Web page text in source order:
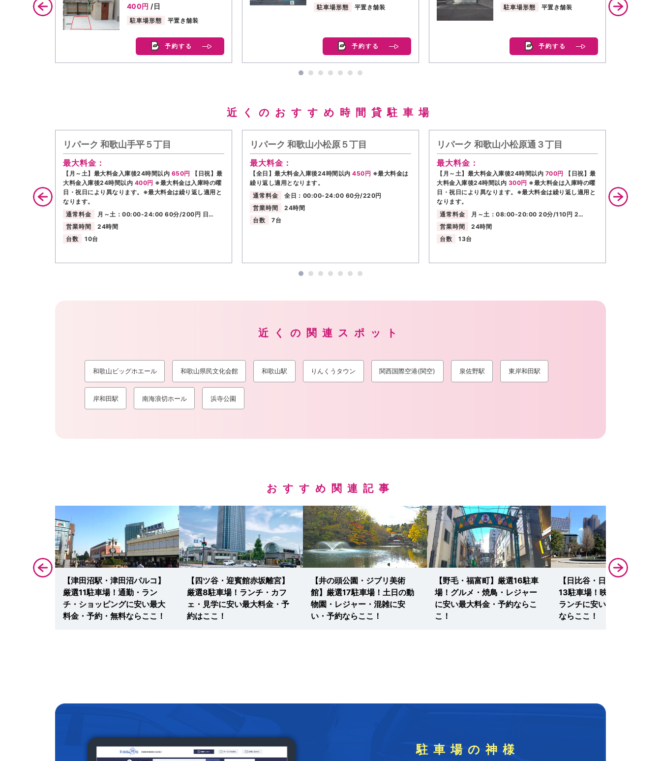
400円 /日
駐車場形態 平置き舗装
予約する
駐車場形態 平置き舗装
予約する
駐車場形態 平置き舗装
予約する
駐車場形態
近くのおすすめ時間貸駐車場
リパーク 和歌山手平５丁目
最大料金：
【月～土】最大料金入庫後24時間以内 650円
【日祝】最
大料金入庫後24時間以内 400円 ※最大料金は入庫時の曜
日・祝日により異なります。※最大料金は繰り返し適用と
なります。
通常料金
月～土：00:00-24:00 60分/200円 日…
営業時間
24時間
台数
10台
リパーク 和歌山小松原５丁目
最大料金：
【全日】最大料金入庫後24時間以内 450円 ※最大料金は
繰り返し適用となります。
通常料金
全日：00:00-24:00 60分/220円
営業時間
24時間
台数
7台
リパーク 和歌山小松原通３丁目
最大料金：
【月～土】最大料金入庫後24時間以内 700円
【日祝】最
大料金入庫後24時間以内 300円 ※最大料金は入庫時の曜
日・祝日により異なります。※最大料金は繰り返し適用と
なります。
通常料金
月～土：08:00-20:00 20分/110円 2…
営業時間
24時間
台数
13台
曜日・祝日
となります。
近くの関連スポット
和歌山ビッグホエール 和歌山県民文化会館 和歌山駅 りんくうタウン 関西国際空港(関空) 泉佐野駅 東岸和田駅
岸和田駅 南海浪切ホール 浜寺公園
おすすめ関連記事
駐車場案
【津田沼駅・津田沼パルコ】
厳選11駐車場！通勤・ラン
チ・ショッピングに安い最大
料金・予約・無料ならここ！
【四ツ谷・迎賓館赤坂離宮】
厳選8駐車場！ランチ・カフ
ェ・見学に安い最大料金・予
約はここ！
【井の頭公園・ジブリ美術
館】厳選17駐車場！土日の動
物園・レジャー・混雑に安
い・予約ならここ！
【野毛・福富町】厳選16駐車
場！グルメ・焼鳥・レジャー
に安い最大料金・予約ならこ
こ！
【日比谷・日比谷公園】厳選
13駐車場！映画・イベント
ランチに安い最大料金・予約
ならここ！
駐車場の神様